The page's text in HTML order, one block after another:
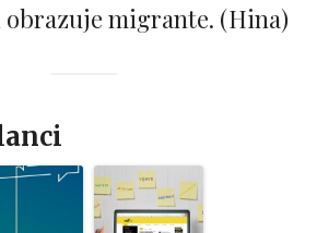
migrante. (Hina)